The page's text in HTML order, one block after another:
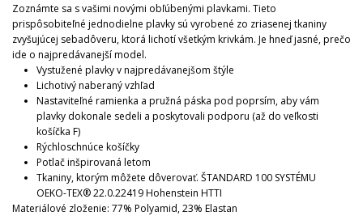
Zoznámte sa s vašimi novými obľúbenými plavkami. Tieto
prispôsobiteľné jednodielne plavky sú vyrobené zo zriasenej tkaniny
zvyšujúcej sebadôveru, ktorá lichotí všetkým krivkám. Je hneď jasné, prečo
ide o najpredávanejší model.
Vystužené plavky v najpredávanejšom štýle
Lichotivý naberaný vzhľad
Nastaviteľné ramienka a pružná páska pod poprsím, aby vám
plavky dokonale sedeli a poskytovali podporu (až do veľkosti
košíčka F)
Rýchloschnúce košíčky
Potlač inšpirovaná letom
Tkaniny, ktorým môžete dôverovať. ŠTANDARD 100 SYSTÉMU
OEKO-TEX® 22.0.22419 Hohenstein HTTI
Materiálové zloženie: 77% Polyamid, 23% Elastan